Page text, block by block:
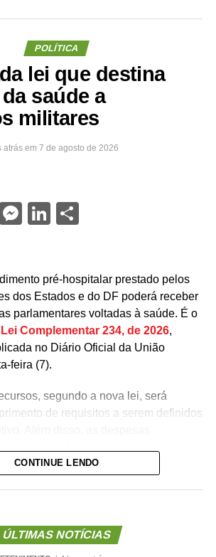
POLÍTICA
lei que destina
saúde a
militares
atrás em 7 de agosto de 2026
Messenger
LinkedIn
Share
pré-hospitalar prestado pelos
dos Estados e do DF poderá receber
parlamentares voltadas à saúde. É o
Lei Complementar 234, de 2026,
no Diário Oficial da União
feira (7).
segundo a nova lei, será
de requisitos a serem definidos
emendas para pagamento de
atendimento pré-hospitalar.
CONTINUE LENDO
ÚLTIMAS NOTÍCIAS